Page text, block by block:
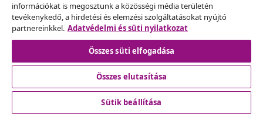
Fedezz fel többet
© 2008-2026 vidaXL A www.vidaxl.hu a vidaXL Marketplace
információkat is megosztunk a közösségi média területén
tevékenykedő, a hirdetési és elemzési szolgáltatásokat nyújtó
partnereinkkel. Adatvédelmi és süti nyilatkozat
Összes süti elfogadása
Összes elutasítása
Sütik beállítása